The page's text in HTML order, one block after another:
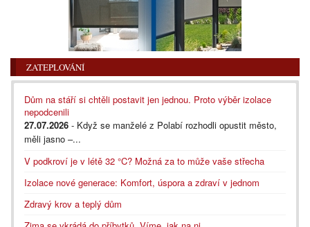
ZATEPLOVÁNÍ
Dům na stáří si chtěli postavit jen jednou. Proto výběr izolace
nepodcenili
27.07.2026 - Když se manželé z Polabí rozhodli opustit město,
měli jasno –...
V podkroví je v létě 32 °C? Možná za to může vaše střecha
Izolace nové generace: Komfort, úspora a zdraví v jednom
Zdravý krov a teplý dům